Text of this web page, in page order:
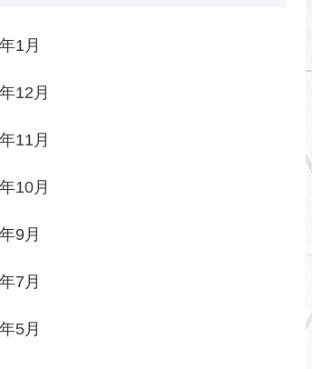
1月
12月
11月
10月
9月
7月
5月